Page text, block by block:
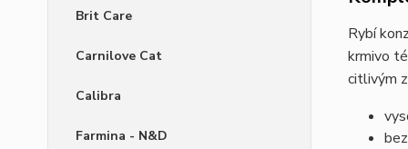
Brit Care
Carnilove Cat
Calibra
Farmina - N&D
Rybí
krmivo
citlivým